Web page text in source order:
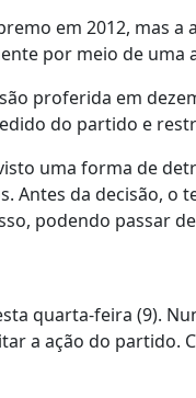
em 2012, mas
por meio de uma
proferida em
do partido e
uma forma de
Antes da decisão,
podendo passar
quarta-feira (9).
a ação do partido.